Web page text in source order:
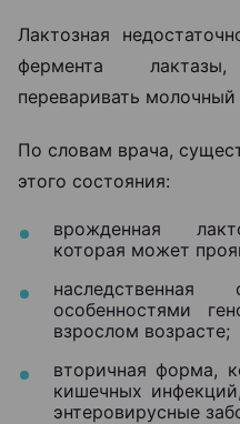
Лактозная
фермента
переваривать молочный
По словам врача,
этого состояния:
врожденная
которая может
особенностями
взрослом возрасте;
вторичная форма,
кишечных
энтеровирусные